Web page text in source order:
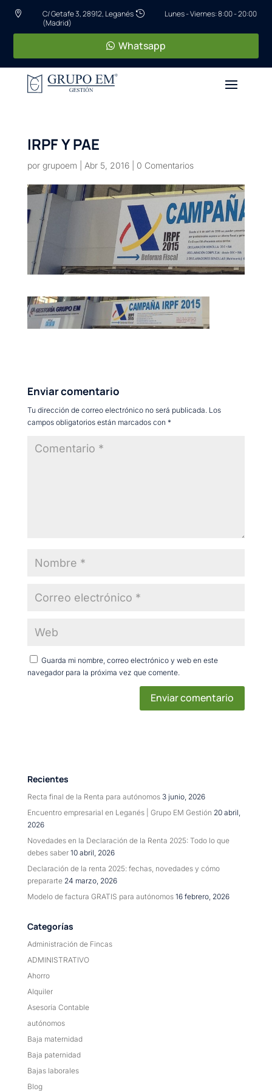

C/ Getafe 3, 28912, Leganés
(Madrid)
 Lunes - Viernes: 8:00 - 20:00
Whatsapp
IRPF Y PAE
por grupoem Abr 5, 2016| 0 Comentarios
Enviar comentario
Tu dirección de correo electrónico no será publicada. Los
campos obligatorios están marcados con *
Guarda mi nombre, correo electrónico y web en este
navegador para la próxima vez que comente.
Recientes
Recta final de la Renta para autónomos 3 junio, 2026
Encuentro empresarial en Leganés | Grupo EM Gestión 20 abril,
2026
Novedades en la Declaración de la Renta 2025: Todo lo que
debes saber 10 abril, 2026
Declaración de la renta 2025: fechas, novedades y cómo
prepararte 24 marzo, 2026
Modelo de factura GRATIS para autónomos 16 febrero, 2026
Categorías
Administración de Fincas
ADMINISTRATIVO
Ahorro
Alquiler
Asesoría Contable
autónomos
Baja maternidad
Baja paternidad
Bajas laborales
Blog